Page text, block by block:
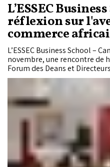
L’ESSEC
réflexion sur
commerce
L’ESSEC Business School –
novembre, une rencontre de
Forum des Deans et
l'Association of African
événement, qui a réuni des
institutionnels venus de tout
nouvelle vision pour l’avenir
africaines.